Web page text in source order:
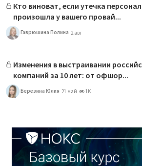
Кто виноват, если утечка
произошла у вашего провай...
Гаврюшина Полина 2 авг
Изменения в выстраивании
компаний за 10 лет: от офшор...
Березина Юлия 21 май 1K